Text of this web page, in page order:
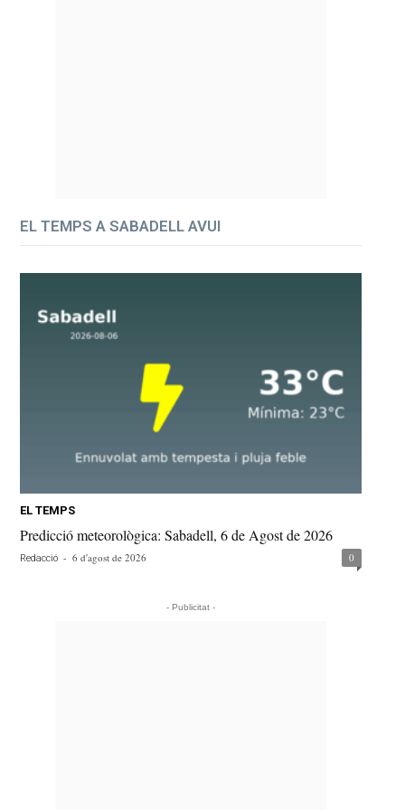
EL TEMPS A SABADELL AVUI
EL TEMPS
Predicció meteorològica: Sabadell, 6 de Agost de 2026
Redacció - 6 d'agost de 2026 0
- Publicitat -